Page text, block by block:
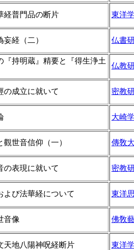
経普門品の断片 東洋
経（二） 仏書
『持明蔵』精要と『得生浄土
仏教
の成立に就いて 密教
大崎
觀世音信仰（一） 傳敎
の表現に就いて 密教
よび法華経について 東洋
音像 佛敎
天地八陽神呪経断片 東洋